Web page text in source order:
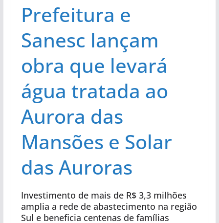
Prefeitura e
Sanesc lançam
obra que levará
água tratada ao
Aurora das
Mansões e Solar
das Auroras
Investimento de mais de R$ 3,3 milhões
amplia a rede de abastecimento na região
Sul e beneficia centenas de famílias